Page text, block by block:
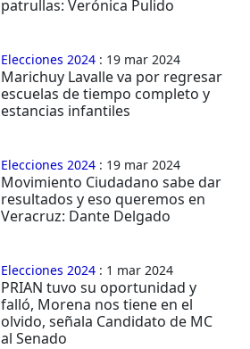
patrullas: Verónica Pulido
Elecciones 2024 : 19 mar 2024
Marichuy Lavalle va por regresar
escuelas de tiempo completo y
estancias infantiles
Elecciones 2024 : 19 mar 2024
Movimiento Ciudadano sabe dar
resultados y eso queremos en
Veracruz: Dante Delgado
Elecciones 2024 : 1 mar 2024
PRIAN tuvo su oportunidad y
falló, Morena nos tiene en el
olvido, señala Candidato de MC
al Senado